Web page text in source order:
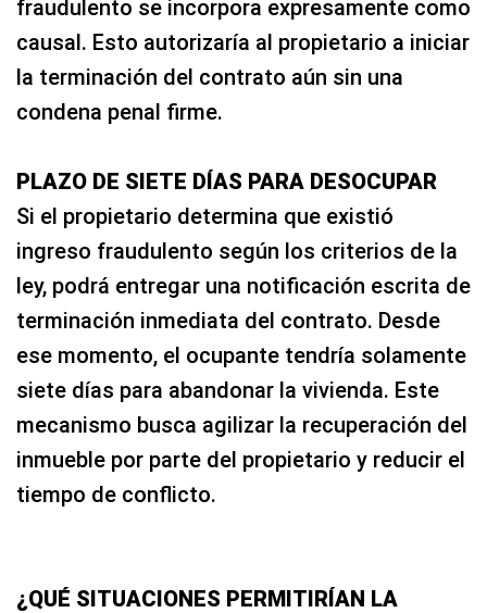
fraudulento se incorpora expresamente como
causal. Esto autorizaría al propietario a iniciar
la terminación del contrato aún sin una
condena penal firme.
PLAZO DE SIETE DÍAS PARA DESOCUPAR
Si el propietario determina que existió
ingreso fraudulento según los criterios de la
ley, podrá entregar una notificación escrita de
terminación inmediata del contrato. Desde
ese momento, el ocupante tendría solamente
siete días para abandonar la vivienda. Este
mecanismo busca agilizar la recuperación del
inmueble por parte del propietario y reducir el
tiempo de conflicto.
¿QUÉ SITUACIONES PERMITIRÍAN LA